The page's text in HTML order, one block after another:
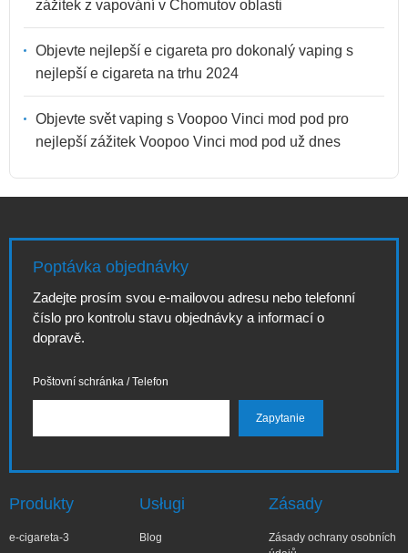
zážitek z vapování v Chomutov oblasti
Objevte nejlepší e cigareta pro dokonalý vaping s
nejlepší e cigareta na trhu 2024
Objevte svět vaping s Voopoo Vinci mod pod pro
nejlepší zážitek Voopoo Vinci mod pod už dnes
Poptávka objednávky
Zadejte prosím svou e-mailovou adresu nebo telefonní
číslo pro kontrolu stavu objednávky a informací o
dopravě.
Poštovní schránka / Telefon
Produkty
e-cigareta-3
Usługi
Blog
Zásady
Zásady ochrany osobních